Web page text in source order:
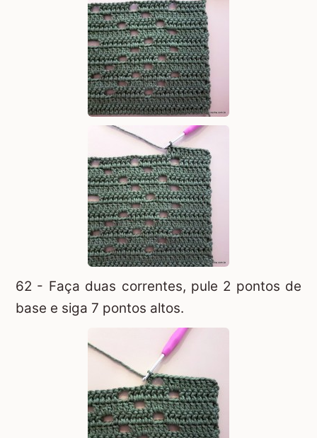
62 - Faça duas correntes, pule 2 pontos de
base e siga 7 pontos altos.